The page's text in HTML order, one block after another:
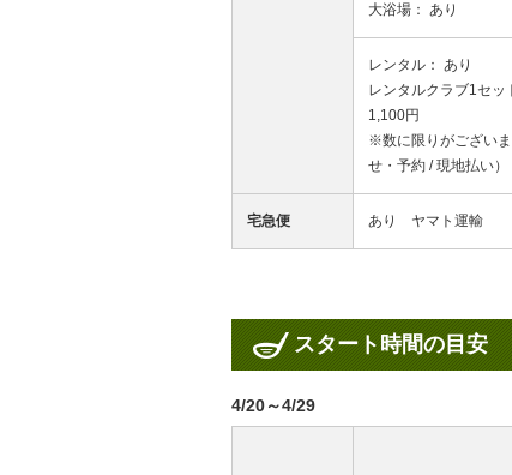
大浴場： あり
レンタル： あり
レンタルクラブ1セッ
1,100円
※数に限りがござい
せ・予約 / 現地払い）
宅急便 あり ヤマト運輸
スタート時間の目安
4/20～4/29